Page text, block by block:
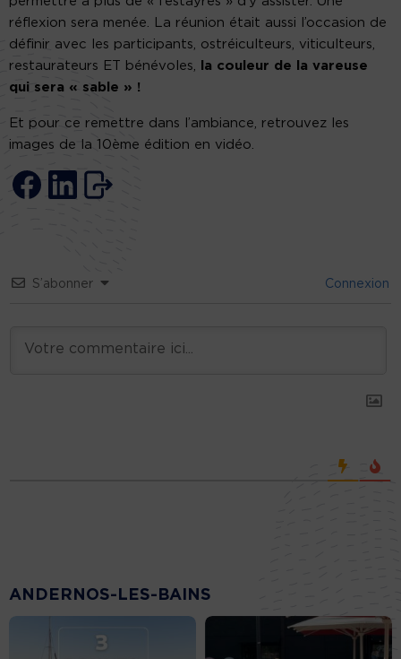
réflexion sera menée. La réunion était aussi l’occasion de
définir avec les participants, ostréiculteurs, viticulteurs,
restaurateurs ET bénévoles,
la couleur de la vareuse
qui sera « sable » !
Et pour ce remettre dans l’ambiance, retrouvez les
images de la 10ème édition en vidéo.
S’abonner Connexion
ANDERNOS-LES-BAINS